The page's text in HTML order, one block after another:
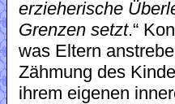
erzieherische
Grenzen setzt.“
was Eltern
Zähmung des
ihrem eigenen